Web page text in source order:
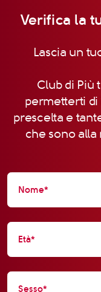
Verifica la
Lascia un
Club di Più
permetterti di
prescelta e
che sono